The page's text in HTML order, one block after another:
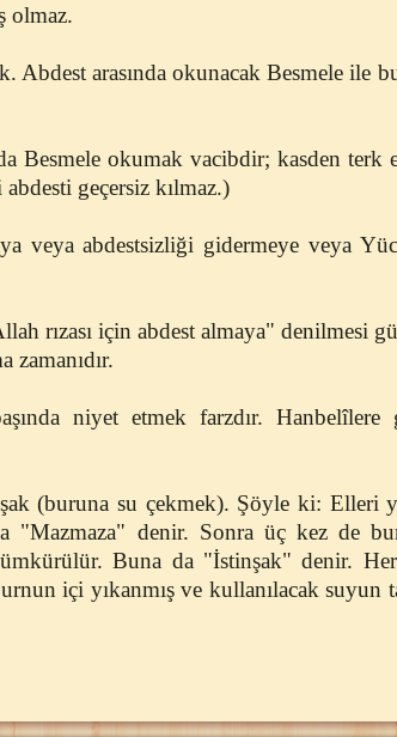
olmaz.
Abdest arasında okunacak Besmele ile
Besmele okumak vacibdir; kasden terk
geçersiz kılmaz.)
veya abdestsizliği gidermeye veya
rızası için abdest almaya" denilmesi
zamanıdır.
niyet etmek farzdır.
(buruna su çekmek). Şöyle ki: Elleri
"Mazmaza" denir. Sonra üç kez de
Buna da "İstinşak" denir.
içi yıkanmış ve kullanılacak suyun